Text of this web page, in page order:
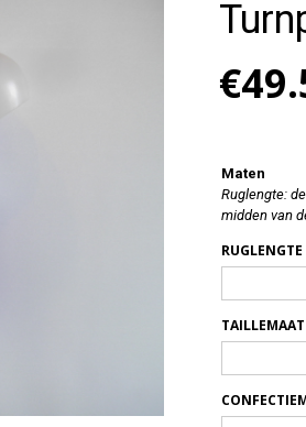
€
Maten
Ruglengte:
midden van
RUGLENGTE
TAILLEMAAT